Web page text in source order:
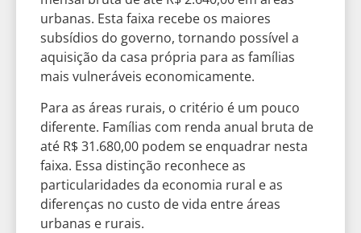
urbanas. Esta faixa recebe os maiores
subsídios do governo, tornando possível a
aquisição da casa própria para as famílias
mais vulneráveis economicamente.
Para as áreas rurais, o critério é um pouco
diferente. Famílias com renda anual bruta de
até R$ 31.680,00 podem se enquadrar nesta
faixa. Essa distinção reconhece as
particularidades da economia rural e as
diferenças no custo de vida entre áreas
urbanas e rurais.